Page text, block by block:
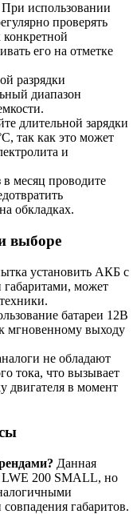
При использовании
проверять
его на отметке
разрядки
диапазон
длительной зарядки
так как это может
и
в месяц проводите
обкладках.
выборе
установить АКБ с
может
батареи 12В
мгновенному выходу
не обладают
тока, что вызывает
двигателя в момент
Данная
LWE 200 SMALL, но
габаритов.